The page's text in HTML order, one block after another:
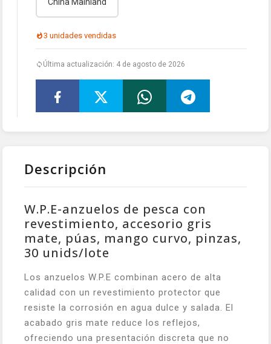
3 unidades vendidas
Última actualización: 4 de agosto de 2026
Descripción
W.P.E-anzuelos de pesca con
revestimiento, accesorio gris
mate, púas, mango curvo, pinzas,
30 unids/lote
Los anzuelos W.P.E combinan acero de alta
calidad con un revestimiento protector que
resiste la corrosión en agua dulce y salada. El
acabado gris mate reduce los reflejos,
ofreciendo una presentación discreta que no